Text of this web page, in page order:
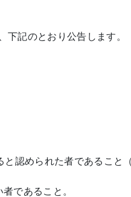
記のとおり公告します。
と認められた者であること
であること。